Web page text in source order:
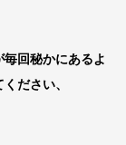
回秘かにあるよ
ださい、